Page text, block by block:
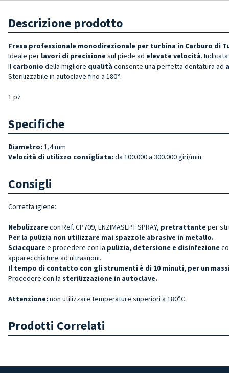
Descrizione prodotto
Fresa professionale monodirezionale per turbina in Carburo di
Ideale per lavori di precisione sul piede ad elevate velocità.
Il carbonio della migliore qualità consente una perfetta dentatura ad
Sterilizzabile in autoclave fino a 180°.
1 pz
Specifiche
Diametro: 1,4 mm
Velocità di utilizzo consigliata: da 100.000 a 300.000 giri/min
Consigli
Corretta igiene:
Nebulizzare con Ref. CP709, ENZIMASEPT SPRAY, pretrattante per
Per la pulizia non utilizzare mai spazzole abrasive in metallo.
Sciacquare e procedere con la pulizia, detersione e disinfezione
apparecchiature ad ultrasuoni.
Il tempo di contatto con gli strumenti è di 10 minuti, per un
Procedere con la sterilizzazione in autoclave.
Attenzione: non utilizzare temperature superiori a 180°C.
Prodotti Correlati